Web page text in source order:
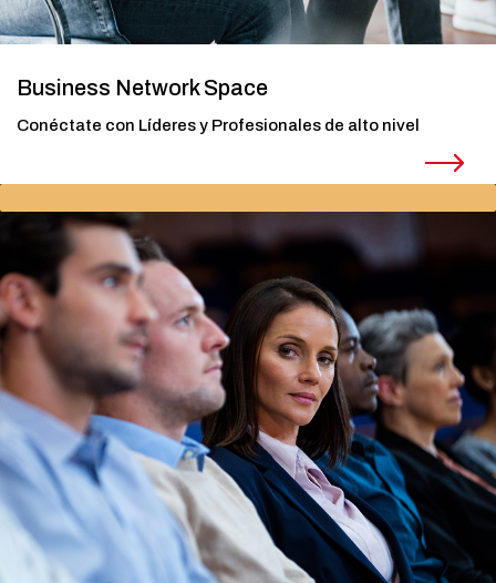
Business Network Space
Conéctate con Líderes y Profesionales de alto nivel